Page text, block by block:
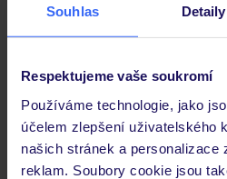
Souhlas Detaily
Respektujeme vaše soukromí
Používáme technologie, jako
účelem zlepšení uživatelského
našich stránek a personalizace
reklam. Soubory cookie jsou
Důležité informace
Jaké doklady jsou potřebné při
Budeme ubytováni ihned po
Kam jít po přistání a vyzvednutí